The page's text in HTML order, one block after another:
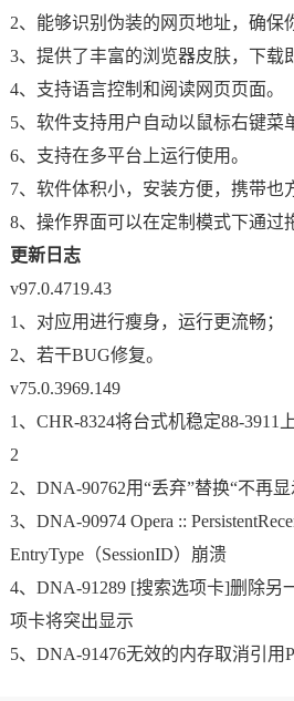
2、能够识别伪装的网页地址，确保
3、提供了丰富的浏览器皮肤，下载
4、支持语言控制和阅读网页页面。
5、软件支持用户自动以鼠标右键菜
6、支持在多平台上运行使用。
7、软件体积小，安装方便，携带也
8、操作界面可以在定制模式下通过
更新日志
v97.0.4719.43
1、对应用进行瘦身，运行更流畅；
2、若干BUG修复。
v75.0.3969.149
1、CHR-8324将台式机稳定88-3911
2
2、DNA-90762用“丢弃”替换“不再显
3、DNA-90974 Opera ::
EntryType（SessionID）崩溃
4、DNA-91289 [搜索选项卡]删除另
项卡将突出显示
5、DNA-91476无效的内存取消引用